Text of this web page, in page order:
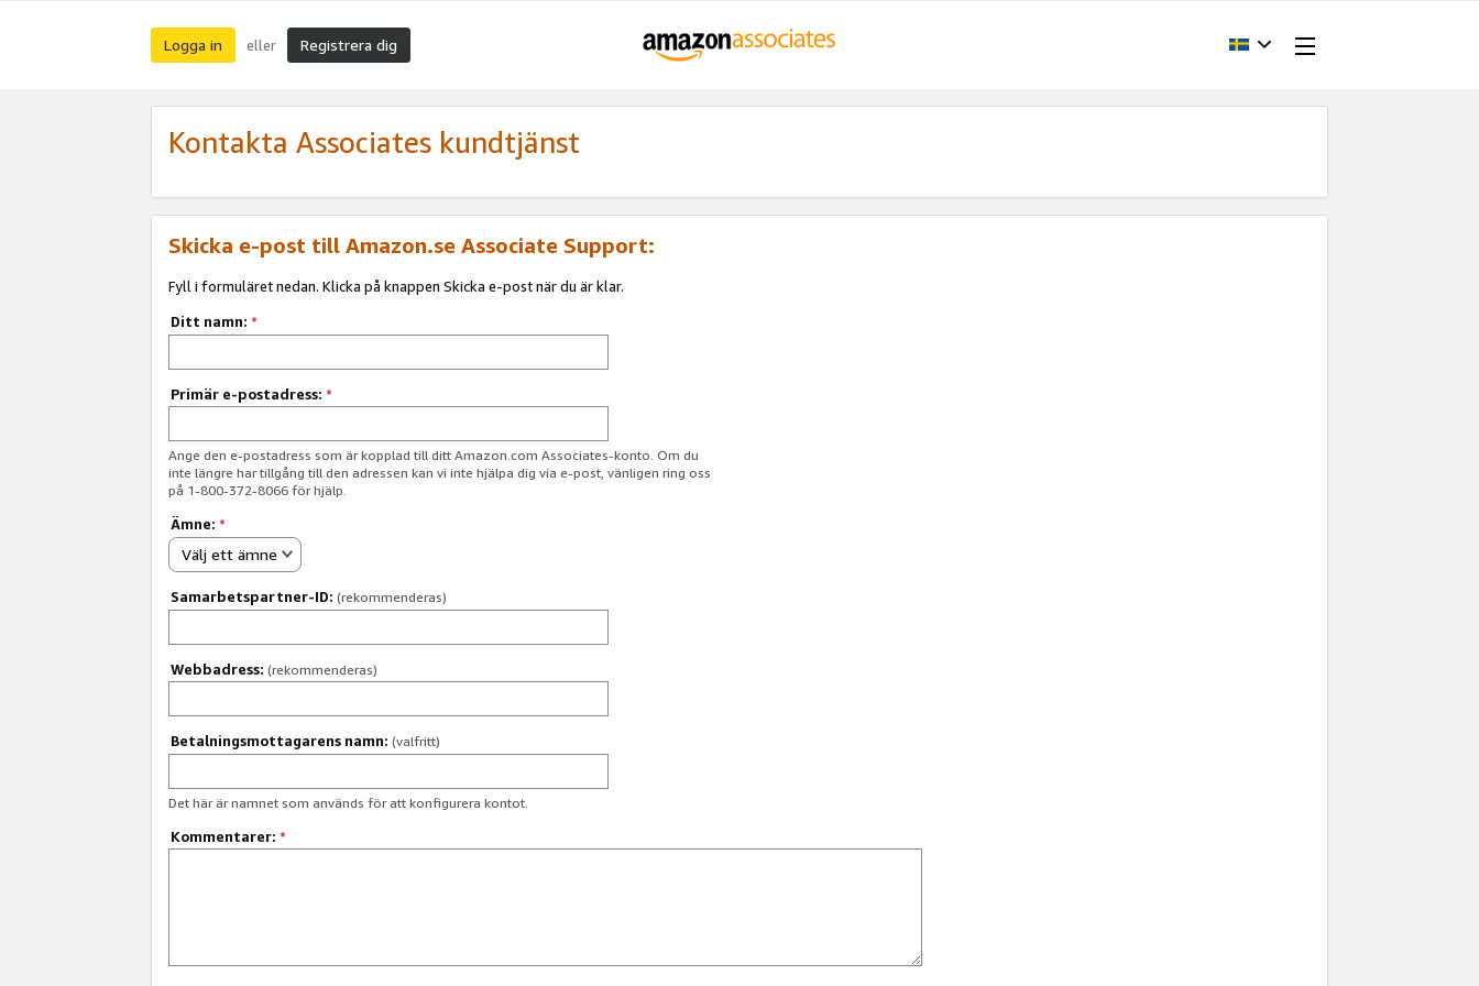
Logga in eller Registrera dig
Kontakta Associates kundtjänst
Skicka e-post till Amazon.se Associate Support:
Fyll i formuläret nedan. Klicka på knappen Skicka e-post när du är klar.
Ditt namn: *
Primär e-postadress: *
Ange den e-postadress som är kopplad till ditt Amazon.com Associates-konto. Om du
inte längre har tillgång till den adressen kan vi inte hjälpa dig via e-post, vänligen ring oss
på 1-800-372-8066 för hjälp.
Ämne: *
Välj ett ämne
Samarbetspartner-ID: (rekommenderas)
Webbadress: (rekommenderas)
Betalningsmottagarens namn: (valfritt)
Det här är namnet som används för att konfigurera kontot.
Kommentarer: *